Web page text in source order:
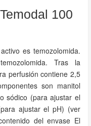
100
es temozolomida.
Tras la
perfusión contiene 2,5
son manitol
sódico (para ajustar el
ajustar el pH) (ver
del envase El